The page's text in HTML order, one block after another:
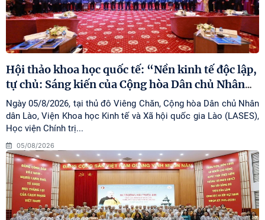
Hội thảo khoa học quốc tế: “Nền kinh tế độc lập,
tự chủ: Sáng kiến của Cộng hòa Dân chủ Nhân…
Ngày 05/8/2026, tại thủ đô Viêng Chăn, Cộng hòa Dân chủ Nhân
dân Lào, Viện Khoa học Kinh tế và Xã hội quốc gia Lào (LASES),
Học viện Chính trị...
05/08/2026